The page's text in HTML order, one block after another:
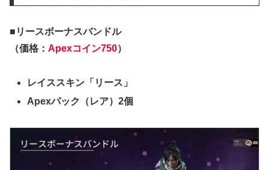
■リースボーナスバンドル
（価格： Apexコイン750）
レイススキン「リース」
Apexパック（レア）2個